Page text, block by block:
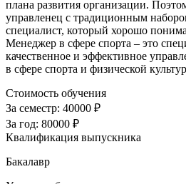
плана развития организации.
управленец с традиционным
специалист, который хорошо
Менеджер в сфере спорта – это
качественное и эффективное
в сфере спорта и физической
Стоимость обучения
За семестр: 40000 ₽
За год: 80000 ₽
Квалификация выпускника
Бакалавр